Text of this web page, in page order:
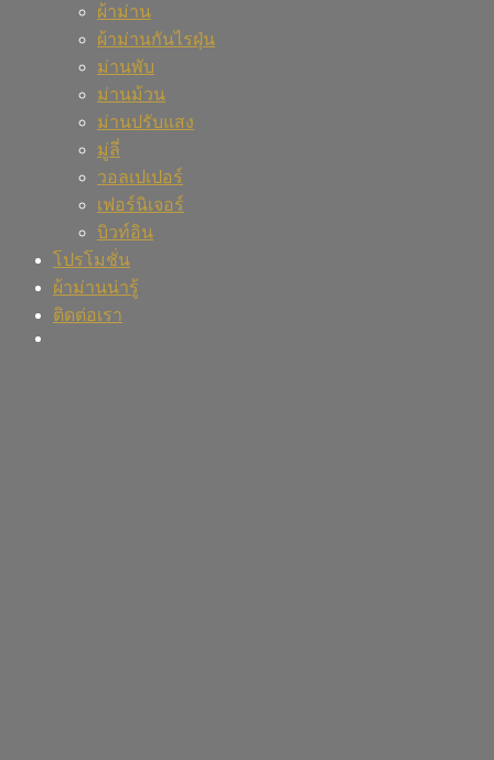
ผ้าม่าน
ผ้าม่านกันไรฝุ่น
ม่านพับ
ม่านม้วน
ม่านปรับแสง
มู่ลี่
วอลเปเปอร์
เฟอร์นิเจอร์
บิวท์อิน
โปรโมชั่น
ผ้าม่านน่ารู้
ติดต่อเรา